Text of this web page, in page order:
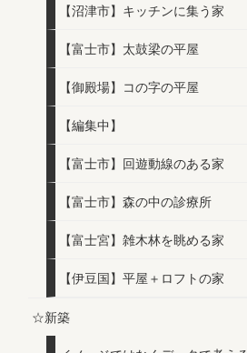
【沼津市】キッチンに集う家
【富士市】太鼓梁の平屋
【御殿場】コの字の平屋
【編集中】
【富士市】回遊動線のある家
【富士市】森の中の診療所
【富士宮】雑木林を眺める家
【伊豆国】平屋＋ロフトの家
☆新築